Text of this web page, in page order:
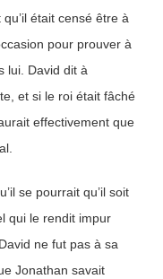
était censé être à
pour prouver à
lui. David dit à
et si le roi était fâché
effectivement que
se pourrait qu’il soit
qui le rendit impur
ne fut pas à sa
Jonathan savait